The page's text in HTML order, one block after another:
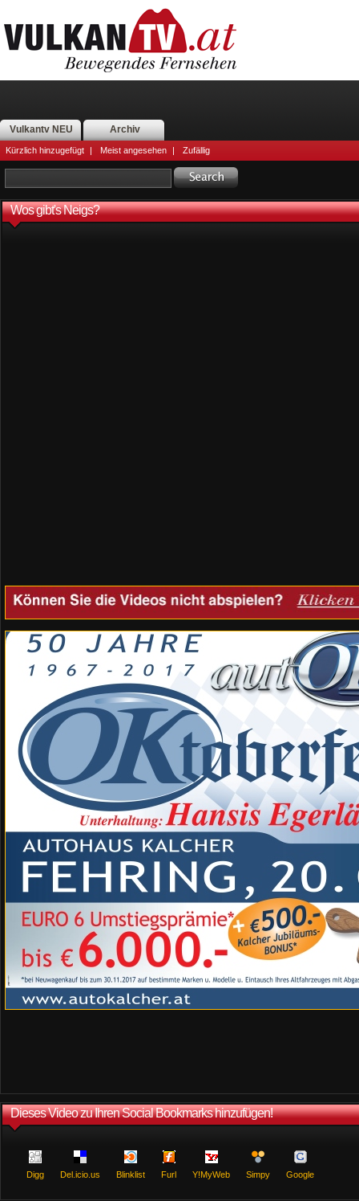
Vulkantv NEU Archiv
Kürzlich hinzugefügt | Meist angesehen | Zufällig
Wos gibt's Neigs?
Dieses Video zu Ihren Social Bookmarks hinzufügen!
Digg Del.icio.us Blinklist Furl Y!MyWeb Simpy Google